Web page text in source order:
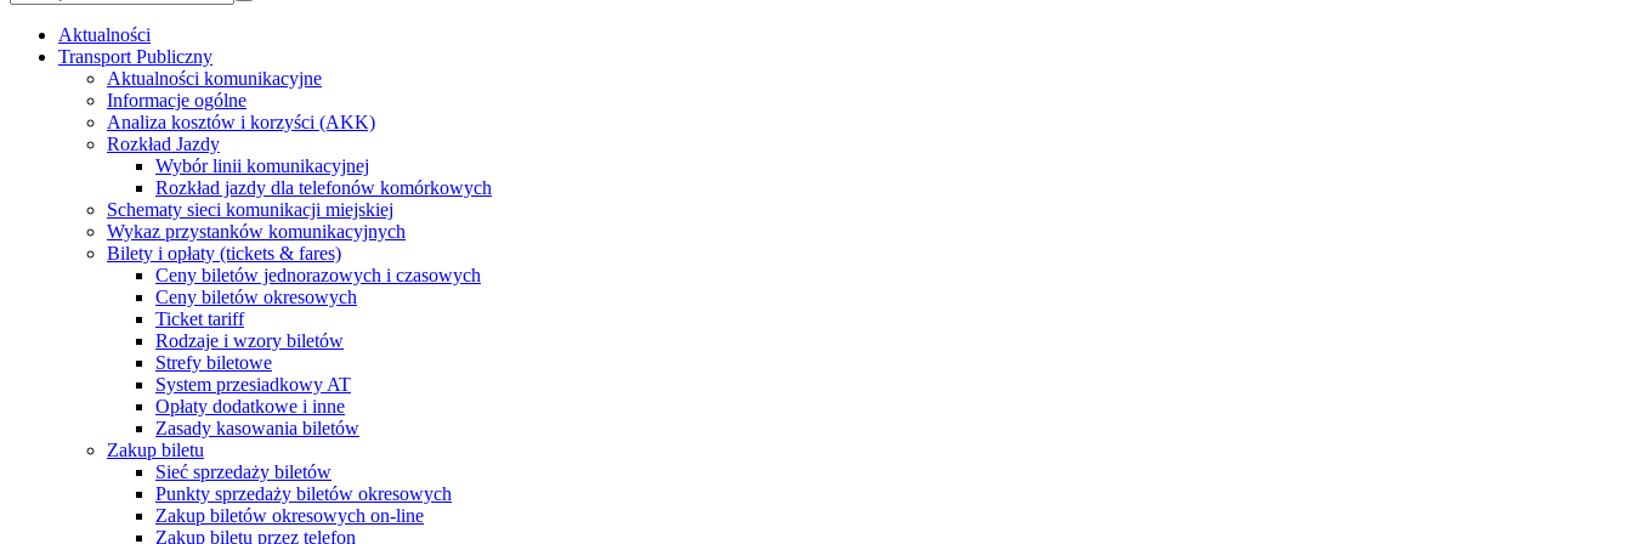
Aktualności
Transport Publiczny
Aktualności komunikacyjne
Informacje ogólne
Analiza kosztów i korzyści (AKK)
Rozkład Jazdy
Wybór linii komunikacyjnej
Rozkład jazdy dla telefonów komórkowych
Schematy sieci komunikacji miejskiej
Wykaz przystanków komunikacyjnych
Bilety i opłaty (tickets & fares)
Ceny biletów jednorazowych i czasowych
Ceny biletów okresowych
Ticket tariff
Rodzaje i wzory biletów
Strefy biletowe
System przesiadkowy AT
Opłaty dodatkowe i inne
Zasady kasowania biletów
Zakup biletu
Sieć sprzedaży biletów
Punkty sprzedaży biletów okresowych
Zakup biletów okresowych on-line
Zakup biletu przez telefon